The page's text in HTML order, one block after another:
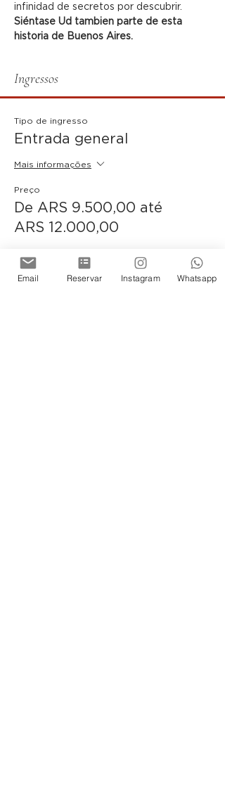
infinidad de secretos por descubrir.
Siéntase Ud tambien parte de esta
historia de Buenos Aires.
Ingressos
Tipo de ingresso
Entrada general
Mais informações
Preço
De ARS 9.500,00 até
ARS 12.000,00
Argentinos Residentes
Email Reservar Instagram Whatsapp